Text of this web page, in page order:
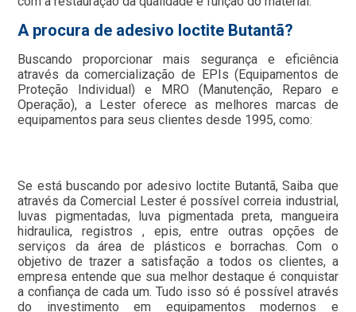
A procura de adesivo loctite Butantã?
Buscando proporcionar mais segurança e eficiência
através da comercialização de EPIs (Equipamentos de
Proteção Individual) e MRO (Manutenção, Reparo e
Operação), a Lester oferece as melhores marcas de
equipamentos para seus clientes desde 1995, como:
Se está buscando por adesivo loctite Butantã, Saiba que
através da Comercial Lester é possível correia industrial,
luvas pigmentadas, luva pigmentada preta, mangueira
hidraulica, registros , epis, entre outras opções de
serviços da área de plásticos e borrachas. Com o
objetivo de trazer a satisfação a todos os clientes, a
empresa entende que sua melhor destaque é conquistar
a confiança de cada um. Tudo isso só é possível através
do investimento em equipamentos modernos e